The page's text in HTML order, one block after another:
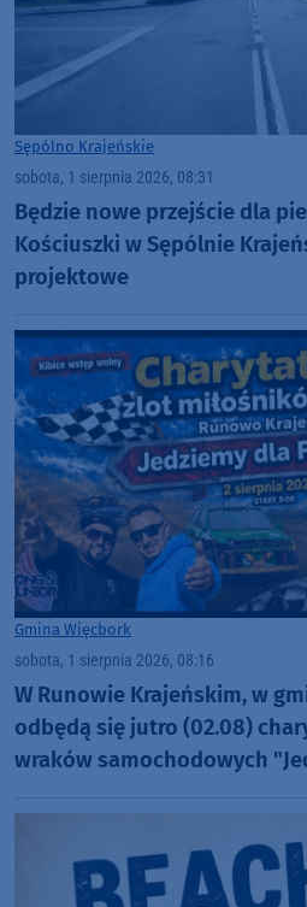
Sępólno Krajeńskie
sobota, 1 sierpnia 2026, 08:31
Będzie nowe przejście dla
Kościuszki w Sępólnie
projektowe
Gmina Więcbork
sobota, 1 sierpnia 2026, 08:16
W Runowie Krajeńskim, w
odbędą się jutro (02.08)
wraków samochodowych